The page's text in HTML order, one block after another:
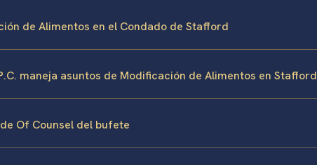
de Alimentos en el Condado de Stafford
maneja asuntos de Modificación de Alimentos en Stafford
Of Counsel del bufete